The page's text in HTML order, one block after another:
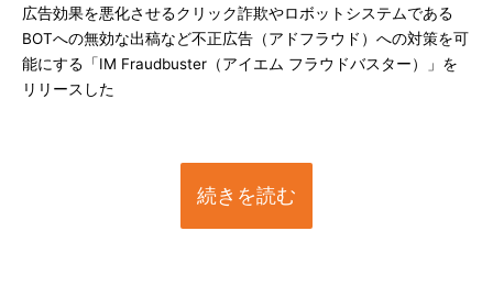
広告効果を悪化させるクリック詐欺やロボットシステムである
BOTへの無効な出稿など不正広告（アドフラウド）への対策を可
能にする「IM Fraudbuster（アイエム フラウドバスター）」を
リリースした
続きを読む